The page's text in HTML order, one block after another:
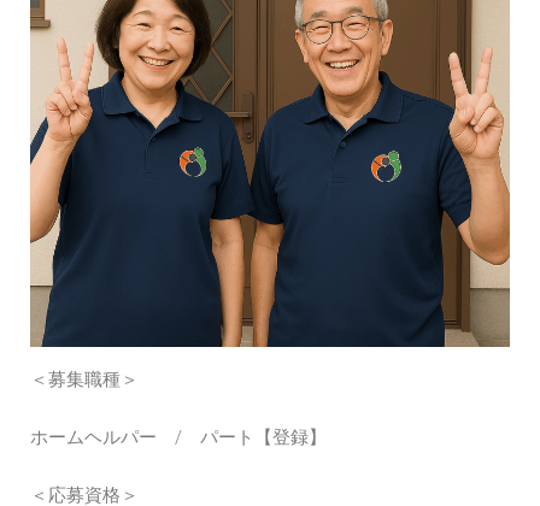
＜募集職種＞
ホームヘルパー / パート【登録】
＜応募資格＞